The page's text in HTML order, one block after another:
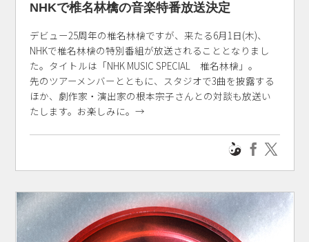
NHKで椎名林檎の音楽特番放送決定
デビュー25周年の椎名林檎ですが、来たる6月1日(木)、
NHKで椎名林檎の特別番組が放送されることとなりまし
た。タイトルは「NHK MUSIC SPECIAL 椎名林檎」。
先のツアーメンバーとともに、スタジオで3曲を披露する
ほか、劇作家・演出家の根本宗子さんとの対談も放送い
たします。お楽しみに。→